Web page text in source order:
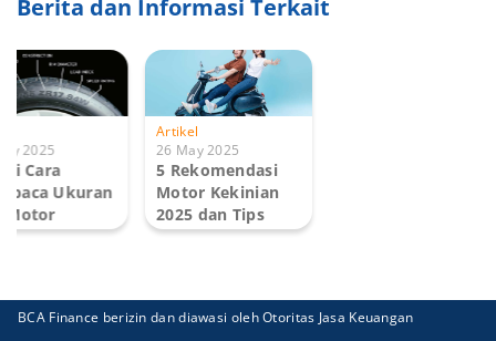
Berita dan Informasi Terkait
2025
Cara
Ukuran
Motor
Benar!
Artikel
26 May 2025
5 Rekomendasi
Motor Kekinian
2025 dan Tips
Memilih...
BCA Finance berizin dan diawasi oleh Otoritas Jasa Keuangan